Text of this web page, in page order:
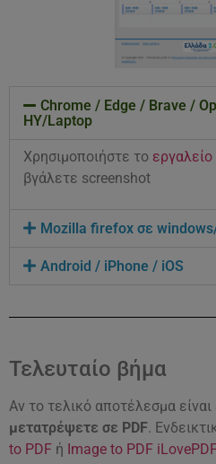
Chrome / Edge / Brave /
ΗΥ/Laptop
Χρησιμοποιήστε το
βγάλετε screenshot
Mozilla firefox σε
Android / iPhone / iOS
Τελευταίο βήμα
Αν το τελικό αποτέλεσμα είναι
μετατρέψετε σε PDF.
to PDF ή Image to PDF